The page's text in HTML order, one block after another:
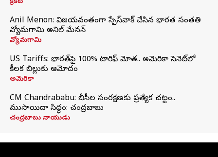
Anil Menon: విజయవంతంగా స్పేస్‌వాక్‌ చేసిన భారత సంతతి
వ్యోమగామి అనిల్‌ మేనన్
వ్యోమగామి
US Tariffs: భారత్‌పై 100% టారిఫ్‌ మోత.. అమెరికా సెనెట్‌లో
కీలక బిల్లుకు ఆమోదం
అమెరికా
CM Chandrababu: బీసీల సంరక్షణకు ప్రత్యేక చట్టం..
ముసాయిదా సిద్ధం: చంద్రబాబు
చంద్రబాబు నాయుడు